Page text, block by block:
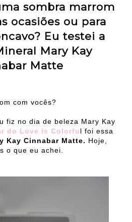
sombra marrom
ocasiões ou para
Eu testei a
Mary Kay
Matte
com vocês?
fiz no dia de beleza Mary Kay
do Love is Colorful foi essa
Kay Cinnabar Matte. Hoje,
o que eu achei.